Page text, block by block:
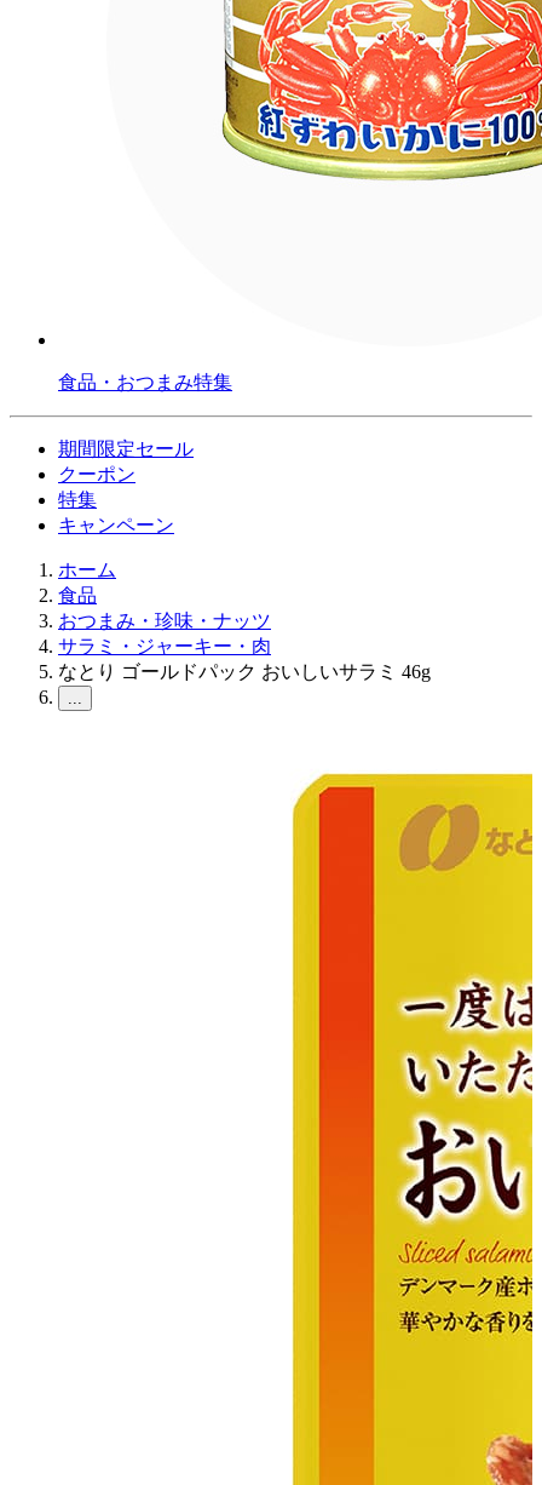
食品・おつまみ特集
期間限定セール
クーポン
特集
キャンペーン
ホーム
食品
おつまみ・珍味・ナッツ
サラミ・ジャーキー・肉
なとり ゴールドパック おいしいサラミ 46g
...